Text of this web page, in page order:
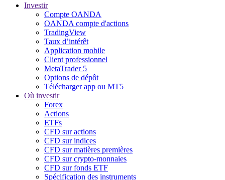
Investir
Compte OANDA
OANDA compte d'actions
TradingView
Taux d’intérêt
Application mobile
Client professionnel
MetaTrader 5
Options de dépôt
Télécharger app ou MT5
Où investir
Forex
Actions
ETFs
CFD sur actions
CFD sur indices
CFD sur matières premières
CFD sur crypto-monnaies
CFD sur fonds ETF
Spécification des instruments